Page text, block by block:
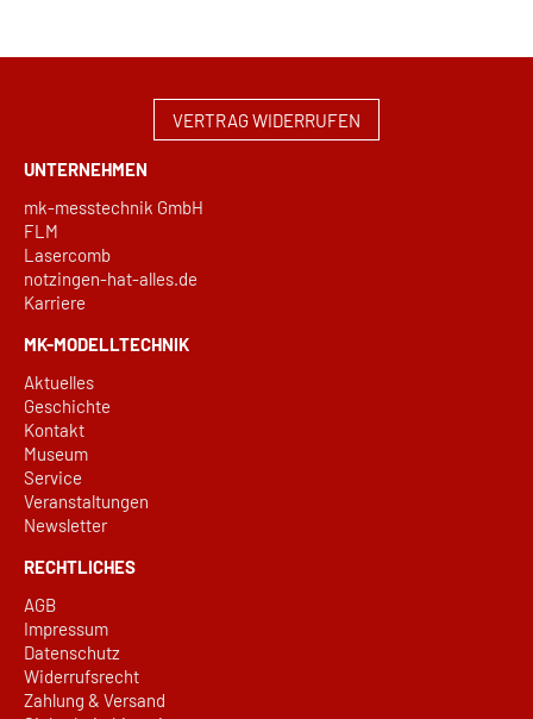
VERTRAG WIDERRUFEN
UNTERNEHMEN
mk-messtechnik GmbH
FLM
Lasercomb
notzingen-hat-alles.de
Karriere
MK-MODELLTECHNIK
Aktuelles
Geschichte
Kontakt
Museum
Service
Veranstaltungen
Newsletter
RECHTLICHES
AGB
Impressum
Datenschutz
Widerrufsrecht
Zahlung & Versand